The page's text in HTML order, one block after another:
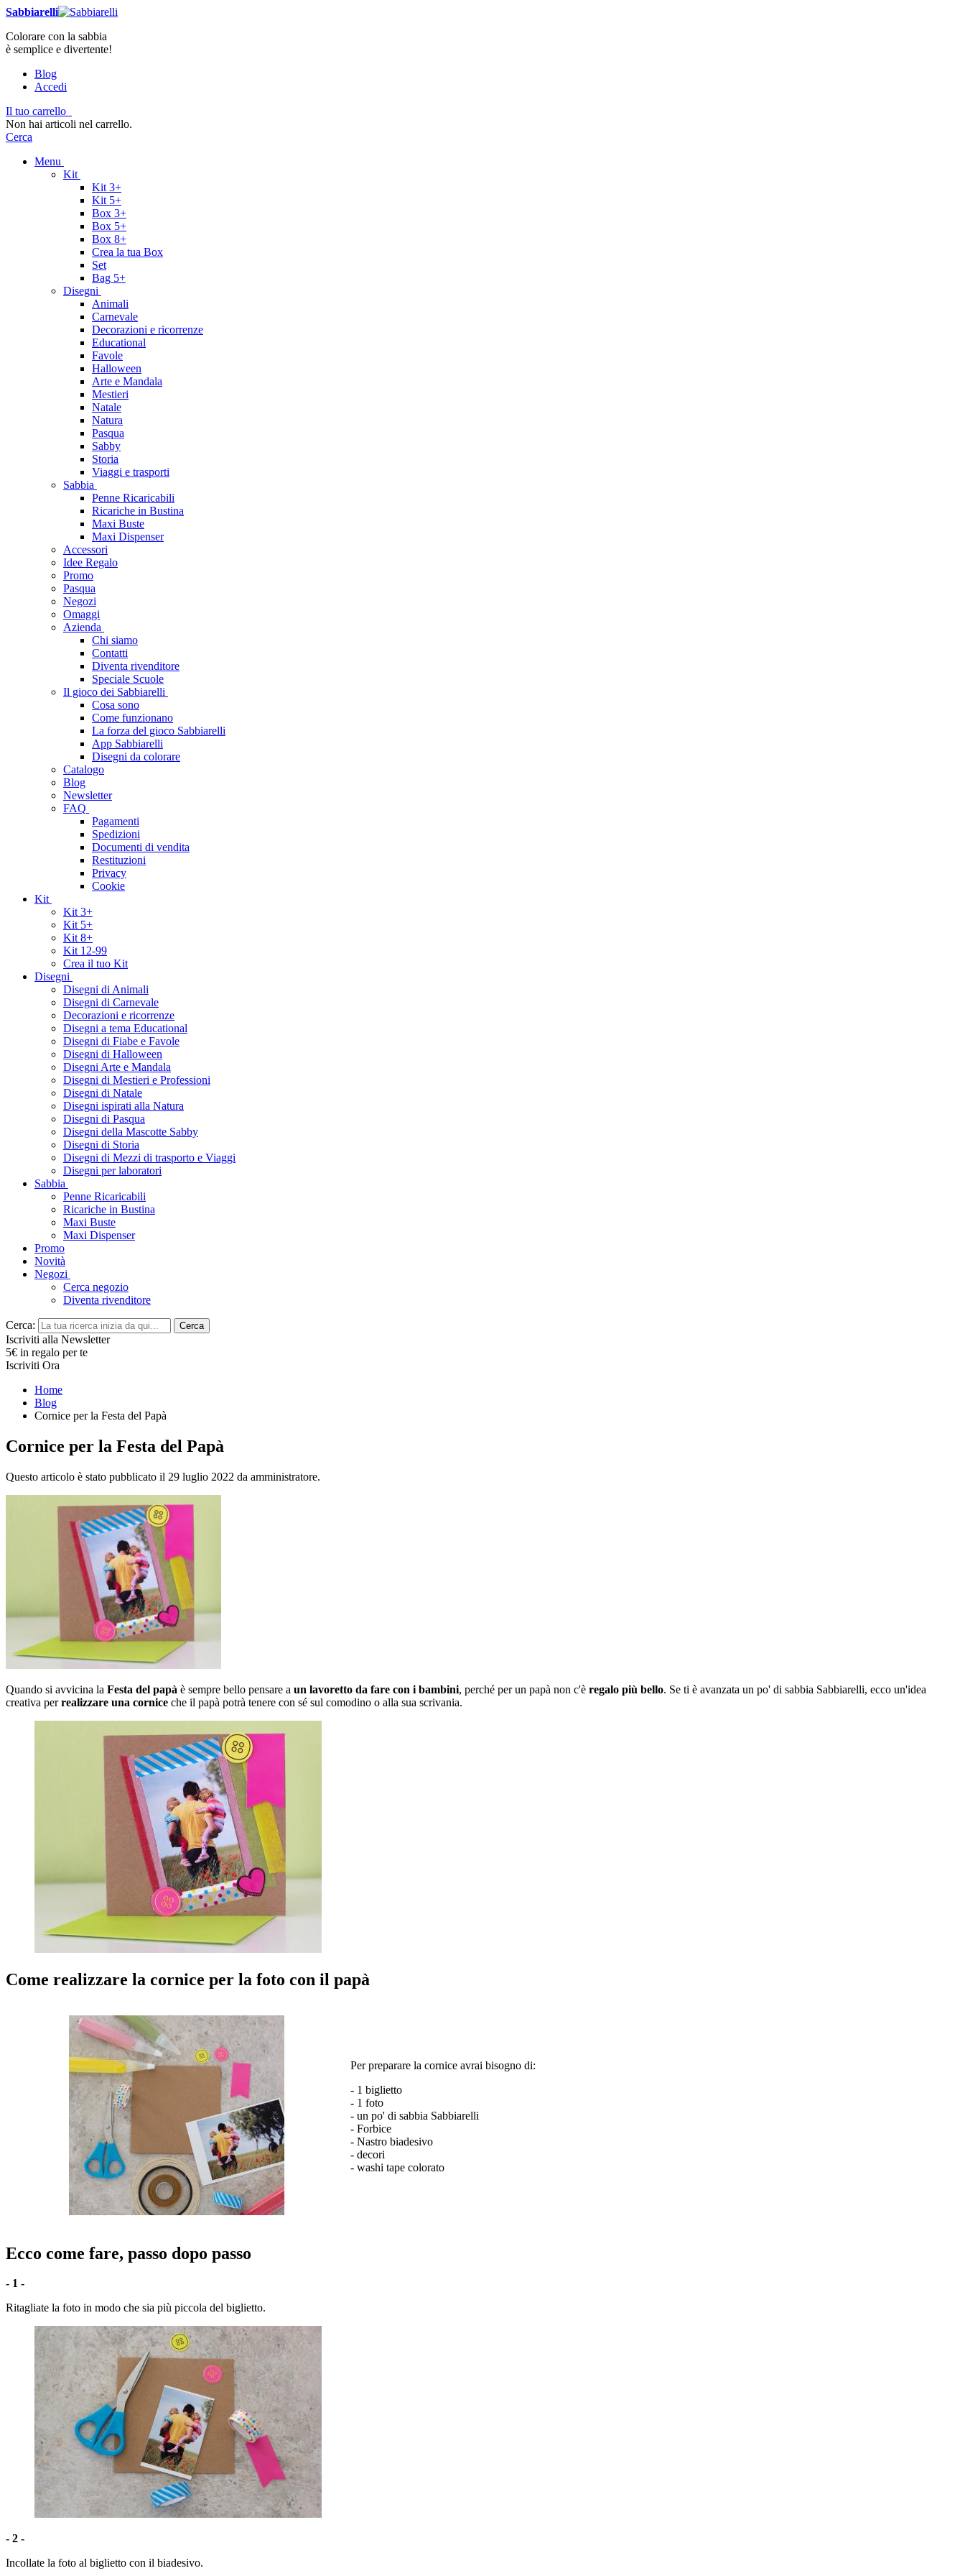
Sabbiarelli
Colorare con la sabbia
è semplice e divertente!
Blog
Accedi
Il tuo carrello
Non hai articoli nel carrello.
Cerca
Menu
Kit
Kit 3+
Kit 5+
Box 3+
Box 5+
Box 8+
Crea la tua Box
Set
Bag 5+
Disegni
Animali
Carnevale
Decorazioni e ricorrenze
Educational
Favole
Halloween
Arte e Mandala
Mestieri
Natale
Natura
Pasqua
Sabby
Storia
Viaggi e trasporti
Sabbia
Penne Ricaricabili
Ricariche in Bustina
Maxi Buste
Maxi Dispenser
Accessori
Idee Regalo
Promo
Pasqua
Negozi
Omaggi
Azienda
Chi siamo
Contatti
Diventa rivenditore
Speciale Scuole
Il gioco dei Sabbiarelli
Cosa sono
Come funzionano
La forza del gioco Sabbiarelli
App Sabbiarelli
Disegni da colorare
Catalogo
Blog
Newsletter
FAQ
Pagamenti
Spedizioni
Documenti di vendita
Restituzioni
Privacy
Cookie
Kit
Kit 3+
Kit 5+
Kit 8+
Kit 12-99
Crea il tuo Kit
Disegni
Disegni di Animali
Disegni di Carnevale
Decorazioni e ricorrenze
Disegni a tema Educational
Disegni di Fiabe e Favole
Disegni di Halloween
Disegni Arte e Mandala
Disegni di Mestieri e Professioni
Disegni di Natale
Disegni ispirati alla Natura
Disegni di Pasqua
Disegni della Mascotte Sabby
Disegni di Storia
Disegni di Mezzi di trasporto e Viaggi
Disegni per laboratori
Sabbia
Penne Ricaricabili
Ricariche in Bustina
Maxi Buste
Maxi Dispenser
Promo
Novità
Negozi
Cerca negozio
Diventa rivenditore
Cerca: Cerca
Iscriviti alla Newsletter
5€ in regalo per te
Iscriviti Ora
Home
Blog
Cornice per la Festa del Papà
Cornice per la Festa del Papà
Questo articolo è stato pubblicato il 29 luglio 2022 da amministratore.
Quando si avvicina la Festa del papà è sempre bello pensare a un lavoretto da fare con i bambini, perché per un papà non c'è regalo più bello. Se ti è avanzata un po' di sabbia Sabbiarelli, ecco un'idea
creativa perrealizzare una cornice che il papà potrà tenere con sé sul comodino o alla sua scrivania.
Come realizzare la cornice per la foto con il papà
Per preparare la cornice avrai bisogno di:
- 1 biglietto
- 1 foto
- un po' di sabbia Sabbiarelli
- Forbice
- Nastro biadesivo
- decori
- washi tape colorato
Ecco come fare, passo dopo passo
- 1 -
Ritagliate la foto in modo che sia più piccola del biglietto.
- 2 -
Incollate la foto al biglietto con il biadesivo.